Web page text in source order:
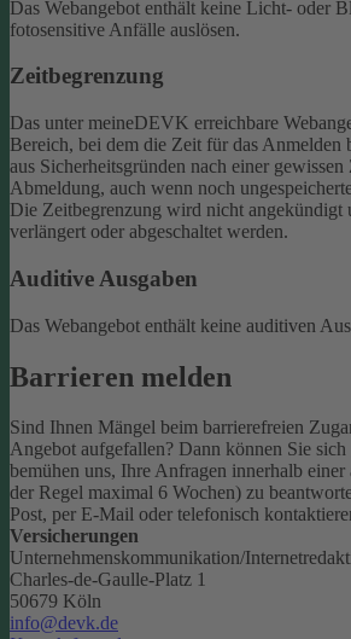
Das Webangebot enthält keine Licht- oder
fotosensitive Anfälle auslösen.
Zeitbegrenzung
Das unter meineDEVK erreichbare
Bereich, bei dem die Zeit für das Anmelden
aus Sicherheitsgründen nach einer
Abmeldung, auch wenn noch
Die Zeitbegrenzung wird nicht angekündigt
verlängert oder abgeschaltet werden.
Auditive Ausgaben
Das Webangebot enthält keine auditiven
Barrieren melden
Sind Ihnen Mängel beim barrierefreien
Angebot aufgefallen? Dann können Sie
bemühen uns, Ihre Anfragen innerhalb einer
der Regel maximal 6 Wochen) zu
Post, per E-Mail oder telefonisch
Versicherungen
Unternehmenskommunikation/
Charles-de-Gaulle-Platz 1
50679 Köln
info@devk.de